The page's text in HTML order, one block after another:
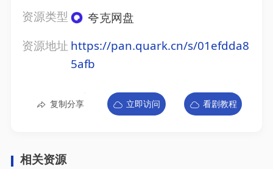
资源类型
夸克网盘
资源地址 https://pan.quark.cn/s/01efdda8
5afb
复制分享 立即访问 看剧教程
相关资源